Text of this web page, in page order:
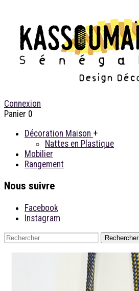
Connexion
Panier 0
Décoration Maison +
Nattes en Plastique
Mobilier
Rangement
Nous suivre
Facebook
Instagram
Rechercher